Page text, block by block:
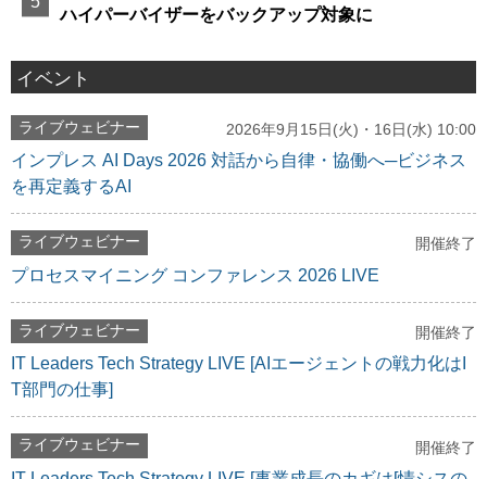
ハイパーバイザーをバックアップ対象に
イベント
ライブウェビナー 2026年9月15日(火)・16日(水) 10:00
インプレス AI Days 2026 対話から自律・協働へ─ビジネス
を再定義するAI
ライブウェビナー 開催終了
プロセスマイニング コンファレンス 2026 LIVE
ライブウェビナー 開催終了
IT Leaders Tech Strategy LIVE [AIエージェントの戦力化はI
T部門の仕事]
ライブウェビナー 開催終了